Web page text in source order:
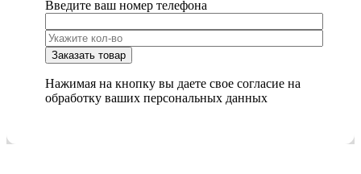
Введите ваш номер телефона
Нажимая на кнопку вы даете свое согласие на
обработку ваших персональных данных